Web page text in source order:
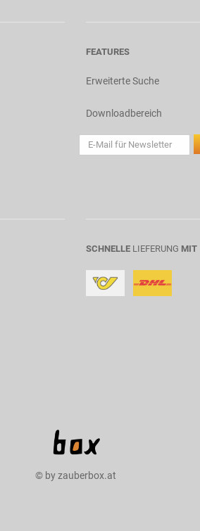
FEATURES
Erweiterte Suche
Downloadbereich
SCHNELLE LIEFERUNG MIT
© by zauberbox.at